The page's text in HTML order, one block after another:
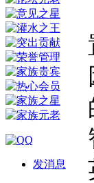
发消息